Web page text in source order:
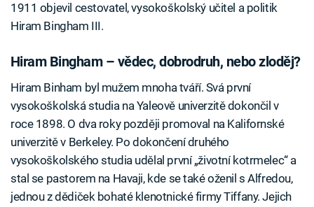
1911 objevil cestovatel, vysokoškolský učitel a politik
Hiram Bingham III.
Hiram Bingham – vědec, dobrodruh, nebo zloděj?
Hiram Binham byl mužem mnoha tváří. Svá první
vysokoškolská studia na Yaleově univerzitě dokončil v
roce 1898. O dva roky později promoval na Kalifornské
univerzitě v Berkeley. Po dokončení druhého
vysokoškolského studia udělal první „životní kotrmelec“ a
stal se pastorem na Havaji, kde se také oženil s Alfredou,
jednou z dědiček bohaté klenotnické firmy Tiffany. Jejich